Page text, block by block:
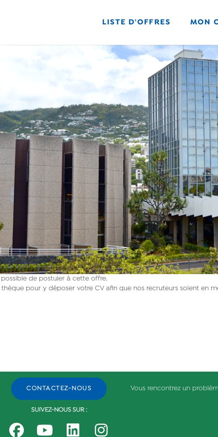
LISTE D'OFFRES MON
de postuler à cette offre.
pour y déposer votre CV afin que nos recruteurs soient en
CONTACTEZ-NOUS
SUIVEZ-NOUS SUR :
Vous rencontrez un